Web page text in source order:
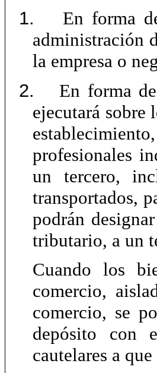
1.
En forma
administración
la empresa o
2.
En forma
ejecutará sobre
profesionales
un tercero,
transportados,
podrán
tributario, a un
Cuando los
comercio,
comercio, se
depósito con
cautelares a